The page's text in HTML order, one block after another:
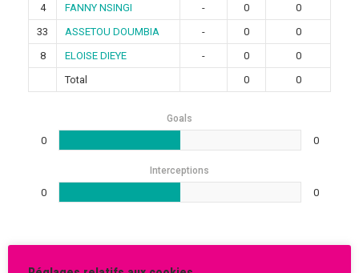
4
FANNY NSINGI - 0
0
33
ASSETOU DOUMBIA - 0
0
8
ELOISE DIEYE - 0
0
Total
0 0
Goals
0 0
Interceptions
0 0